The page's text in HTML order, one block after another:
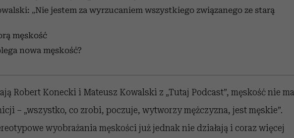
„Nie jestem za wyrzucaniem wszystkiego związanego ze starą
męskość
nowa męskość?
Robert Konecki i Mateusz Kowalski z „Tutaj Podcast”, męskość nie ma
– „wszystko, co zrobi, poczuje, wytworzy mężczyzna, jest męskie”.
wyobrażania męskości już jednak nie działają i coraz więcej